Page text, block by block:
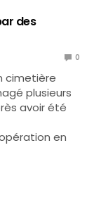
des
0
cimetière
plusieurs
avoir été
en